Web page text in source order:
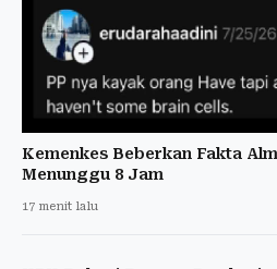
Kemenkes Beberkan Fakta
Menunggu 8 Jam
17 menit lalu